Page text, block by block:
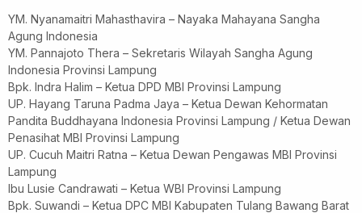
YM. Nyanamaitri Mahasthavira – Nayaka Mahayana Sangha
Agung Indonesia
YM. Pannajoto Thera – Sekretaris Wilayah Sangha Agung
Indonesia Provinsi Lampung
Bpk. Indra Halim – Ketua DPD MBI Provinsi Lampung
UP. Hayang Taruna Padma Jaya – Ketua Dewan Kehormatan
Pandita Buddhayana Indonesia Provinsi Lampung / Ketua Dewan
Penasihat MBI Provinsi Lampung
UP. Cucuh Maitri Ratna – Ketua Dewan Pengawas MBI Provinsi
Lampung
Ibu Lusie Candrawati – Ketua WBI Provinsi Lampung
Bpk. Suwandi – Ketua DPC MBI Kabupaten Tulang Bawang Barat